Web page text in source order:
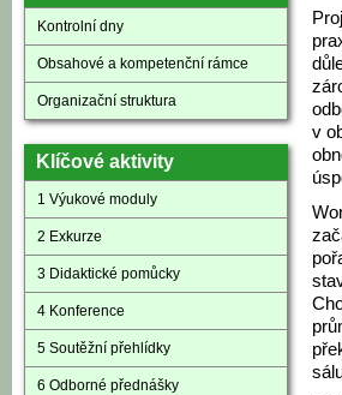
Kontrolní dny
Obsahové a kompetenční rámce
Organizační struktura
Klíčové aktivity
1 Výukové moduly
2 Exkurze
3 Didaktické pomůcky
4 Konference
5 Soutěžní přehlídky
6 Odborné přednášky
v